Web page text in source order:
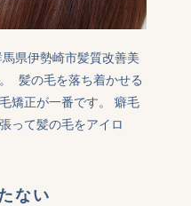
県伊勢崎市髪質改善美
 髪の毛を落ち着かせる
矯正が一番です。 癖毛
って髪の毛をアイロ
ない